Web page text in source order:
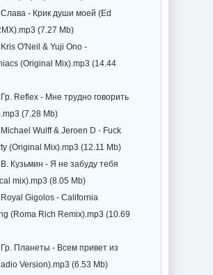
- Крик души моей (Ed
(7.27 Mb)
O'Neil & Yuji Ono -
(Original Mix).mp3 (14.44
Reflex - Мне трудно говорить
(7.28 Mb)
Wulff & Jeroen D - Fuck
(Original Mix).mp3 (12.11 Mb)
Кузьмин - Я не забуду тебя
mix).mp3 (8.05 Mb)
Gigolos - California
(Roma Rich Remix).mp3 (10.69
Планеты - Всем привет из
Version).mp3 (6.53 Mb)